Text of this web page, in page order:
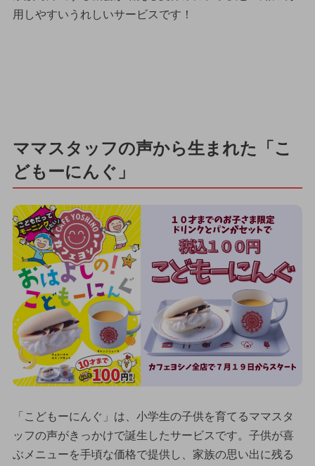
用しやすいうれしいサービスです！
ママスタッフの声から生まれた「こ
どもーにんぐ」
「こどもーにんぐ」は、小学生の子供を育てるママスタ
ッフの声がきっかけで誕生したサービスです。子供が喜
ぶメニューを手頃な価格で提供し、家族の思い出に残る